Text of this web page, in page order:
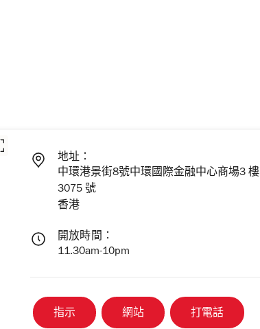
地址：
中環港景街8號中環國際金融中心商場3 樓
3075 號
香港
開放時間：
11.30am-10pm
指示 網站 打電話